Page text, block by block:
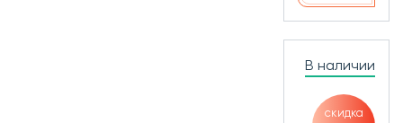
В наличии
скидка